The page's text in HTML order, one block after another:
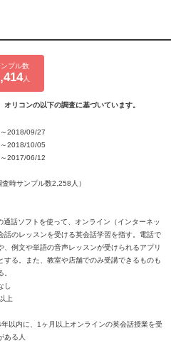
プル数
人
リコンの以下の調査に基づいています。
2018/09/27
2018/10/05
2017/06/12
時サンプル数2,258人）
通話ソフトを使って、オンライン（インターネッ
話のレッスンを受ける英会話学習を指す。電話で
、例文や単語の音声レッスンが受けられるアプリ
する。また、教室や店舗でのみ受講できるものも
。
し
上
以内に、1ヶ月以上オンラインの英会話授業を受
ある人